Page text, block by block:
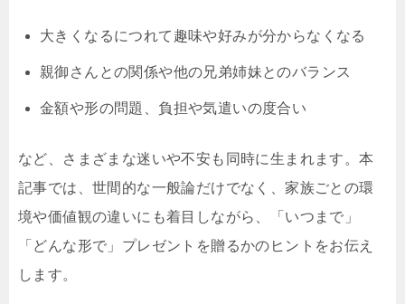
大きくなるにつれて趣味や好みが分からなくなる
親御さんとの関係や他の兄弟姉妹とのバランス
金額や形の問題、負担や気遣いの度合い
など、さまざまな迷いや不安も同時に生まれます。本
記事では、世間的な一般論だけでなく、家族ごとの環
境や価値観の違いにも着目しながら、「いつまで」
「どんな形で」プレゼントを贈るかのヒントをお伝え
します。